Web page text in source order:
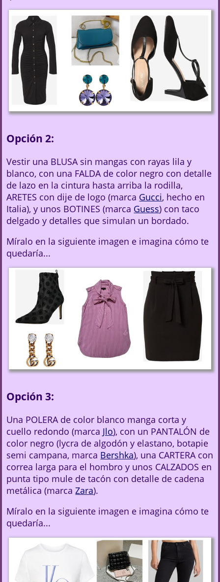
Opción 2:
Vestir una BLUSA sin mangas con rayas lila y
blanco, con una FALDA de color negro con detalle
de lazo en la cintura hasta arriba la rodilla,
ARETES con dije de logo (marca Gucci, hecho en
Italia), y unos BOTINES (marca Guess) con taco
delgado y detalles que simulan un bordado.
Míralo en la siguiente imagen e imagina cómo te
quedaría...
Opción 3:
Una POLERA de color blanco manga corta y
cuello redondo (marca Jlo), con un PANTALÓN de
color negro (lycra de algodón y elastano, botapie
semi campana, marca Bershka), una CARTERA con
correa larga para el hombro y unos CALZADOS en
punta tipo mule de tacón con detalle de cadena
metálica (marcaZara).
Míralo en la siguiente imagen e imagina cómo te
quedaría...